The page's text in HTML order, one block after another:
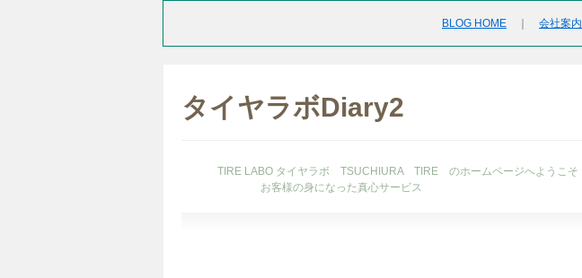
BLOG HOME 会社案内
タイヤラボDiary2
TIRE LABO タイヤラボ TSUCHIURA TIRE のホームページへようこそ
お客様の身になった真心サービス